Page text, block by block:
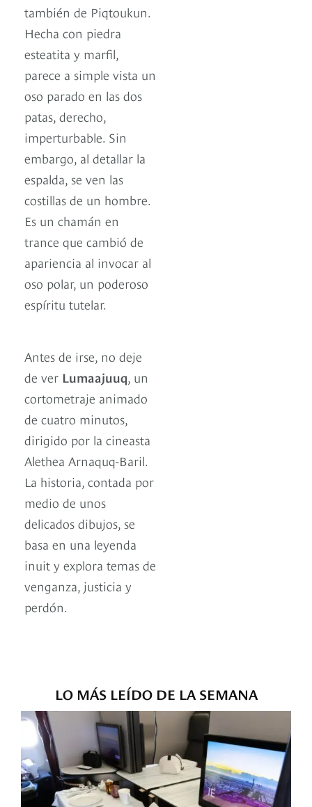
también de Piqtoukun.
Hecha con piedra
esteatita y marfil,
parece a simple vista un
oso parado en las dos
patas, derecho,
imperturbable. Sin
embargo, al detallar la
espalda, se ven las
costillas de un hombre.
Es un chamán en
trance que cambió de
apariencia al invocar al
oso polar, un poderoso
espíritu tutelar.
Antes de irse, no deje
de ver Lumaajuuq , un
cortometraje animado
de cuatro minutos,
dirigido por la cineasta
Alethea Arnaquq-Baril.
La historia, contada por
medio de unos
delicados dibujos, se
basa en una leyenda
inuit y explora temas de
venganza, justicia y
perdón.
LO MÁS LEÍDO DE LA SEMANA